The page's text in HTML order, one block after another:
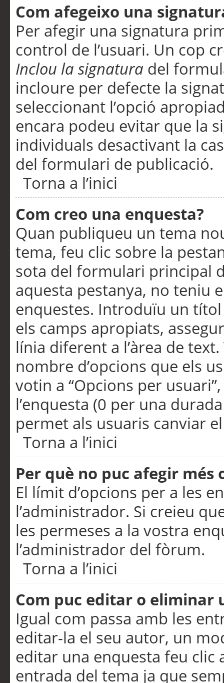
Com afegeixo una
Per afegir una signatura
control de l’usuari. Un cop
Inclou la signatura del
incloure per defecte la
seleccionant l’opció
encara podeu evitar que la
individuals desactivant la
del formulari de publicació.
Torna a l’inici
Com creo una enquesta?
Quan publiqueu un tema
tema, feu clic sobre la
sota del formulari principal
aquesta pestanya, no teniu
enquestes. Introduïu un
els camps apropiats,
línia diferent a l’àrea de
nombre d’opcions que els
votin a “Opcions per
l’enquesta (0 per una
permet als usuaris canviar
Torna a l’inici
Per què no puc afegir més
El límit d’opcions per a les
l’administrador. Si creieu
les permeses a la vostra
l’administrador del fòrum.
Torna a l’inici
Com puc editar o eliminar
Igual com passa amb les
editar-la el seu autor, un
editar una enquesta feu clic
entrada del tema ja que